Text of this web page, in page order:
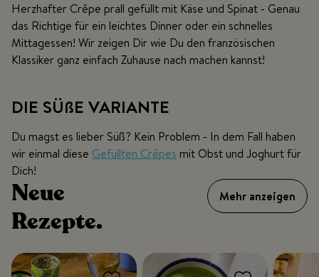
Herzhafter Crêpe prall gefüllt mit Käse und Spinat - Genau
das Richtige für ein leichtes Dinner oder ein schnelles
Mittagessen! Wir zeigen Dir wie Du den französischen
Klassiker ganz einfach Zuhause nach machen kannst!
DIE SÜßE VARIANTE
Du magst es lieber Süß? Kein Problem - In dem Fall haben
wir einmal diese Gefüllten Crêpes mit Obst und Joghurt für
Dich!
Neue
Rezepte.
Mehr anzeigen